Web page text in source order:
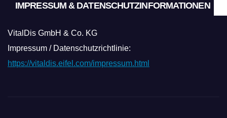
IMPRESSUM & DATENSCHUTZINFORMATIONEN
VitalDis GmbH & Co. KG
Impressum / Datenschutzrichtlinie:
https://vitaldis.eifel.com/impressum.html